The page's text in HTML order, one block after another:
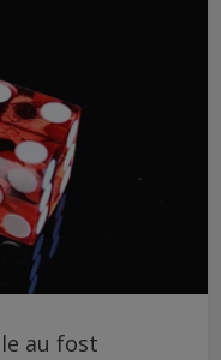
au fost